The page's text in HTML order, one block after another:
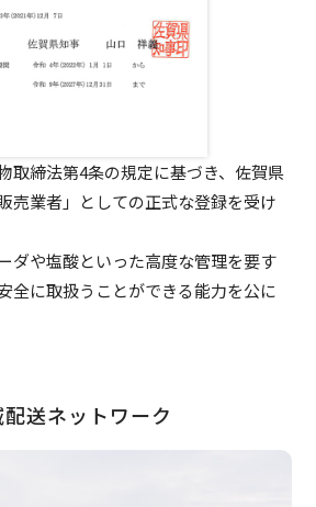
取締法第4条の規定に基づき、佐賀県
売業者」としての正式な登録を受け
ダや塩酸といった高度な管理を要す
全に取扱うことができる能力を公に
送ネットワーク